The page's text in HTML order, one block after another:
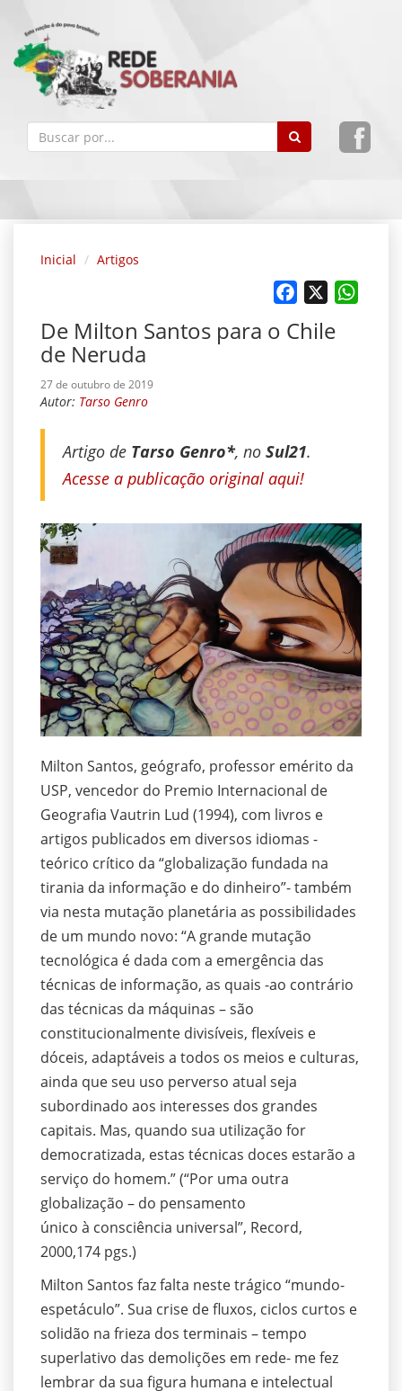
Inicial Artigos
Facebook
De Milton Santos para o Chile
de Neruda
27 de outubro de 2019
Autor: Tarso Genro
Artigo de Tarso Genro*, no Sul21.
Acesse a publicação original aqui!
Milton Santos, geógrafo, professor emérito da
USP, vencedor do Premio Internacional de
Geografia Vautrin Lud (1994), com livros e
artigos publicados em diversos idiomas -
teórico crítico da “globalização fundada na
tirania da informação e do dinheiro”- também
via nesta mutação planetária as possibilidades
de um mundo novo: “A grande mutação
tecnológica é dada com a emergência das
técnicas de informação, as quais -ao contrário
das técnicas da máquinas – são
constitucionalmente divisíveis, flexíveis e
dóceis, adaptáveis a todos os meios e culturas,
ainda que seu uso perverso atual seja
subordinado aos interesses dos grandes
capitais. Mas, quando sua utilização for
democratizada, estas técnicas doces estarão a
serviço do homem.” (“Por uma outra
globalização – do pensamento
único à consciência universal”, Record,
2000,174 pgs.)
Milton Santos faz falta neste trágico “mundo-
espetáculo”. Sua crise de fluxos, ciclos curtos e
solidão na frieza dos terminais – tempo
superlativo das demolições em rede- me fez
lembrar da sua figura humana e intelectual